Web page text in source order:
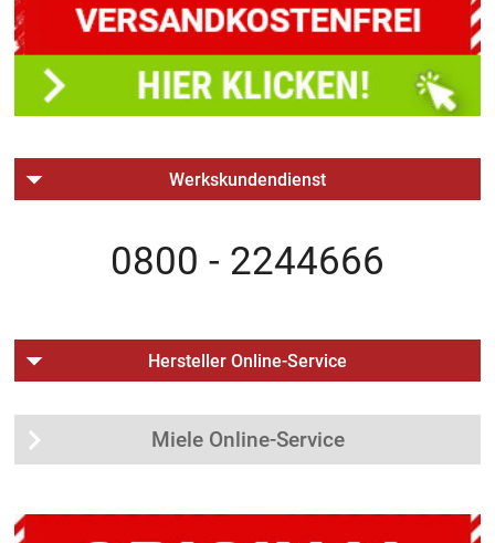
Werkskundendienst
0800 - 2244666
Hersteller Online-Service
Miele Online-Service